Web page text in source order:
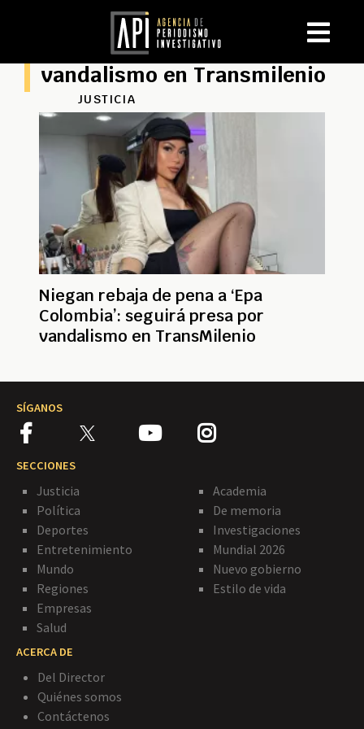
vandalismo en Transmilenio
JUSTICIA
Niegan rebaja de pena a ‘Epa
Colombia’: seguirá presa por
vandalismo en TransMilenio
SÍGANOS
SECCIONES
Justicia
Política
Deportes
Entretenimiento
Mundo
Regiones
Empresas
Salud
Academia
De memoria
Investigaciones
Mundial 2026
Nuevo gobierno
Estilo de vida
ACERCA DE
Del Director
Quiénes somos
Contáctenos